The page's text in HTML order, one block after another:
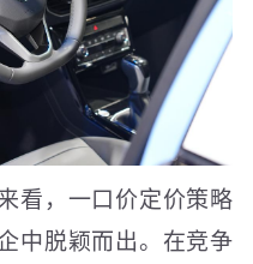
看，一口价定价策略
中脱颖而出。在竞争